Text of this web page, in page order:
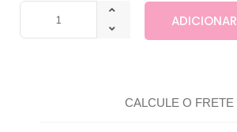
ADICIONAR
CALCULE O FRETE